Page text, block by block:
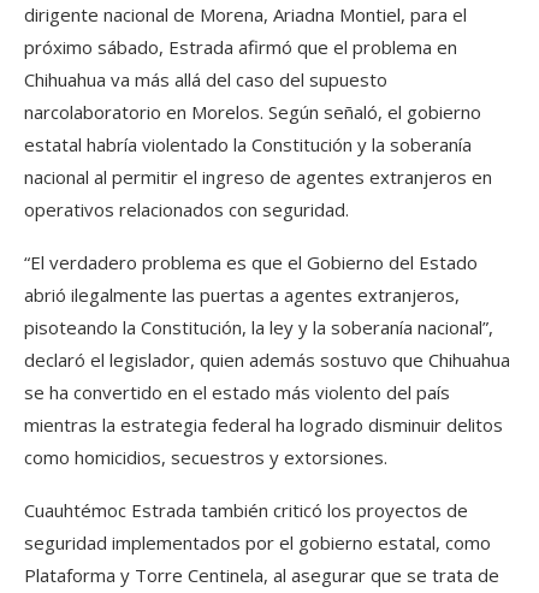
dirigente nacional de Morena, Ariadna Montiel, para el
próximo sábado, Estrada afirmó que el problema en
Chihuahua va más allá del caso del supuesto
narcolaboratorio en Morelos. Según señaló, el gobierno
estatal habría violentado la Constitución y la soberanía
nacional al permitir el ingreso de agentes extranjeros en
operativos relacionados con seguridad.
“El verdadero problema es que el Gobierno del Estado
abrió ilegalmente las puertas a agentes extranjeros,
pisoteando la Constitución, la ley y la soberanía nacional”,
declaró el legislador, quien además sostuvo que Chihuahua
se ha convertido en el estado más violento del país
mientras la estrategia federal ha logrado disminuir delitos
como homicidios, secuestros y extorsiones.
Cuauhtémoc Estrada también criticó los proyectos de
seguridad implementados por el gobierno estatal, como
Plataforma y Torre Centinela, al asegurar que se trata de